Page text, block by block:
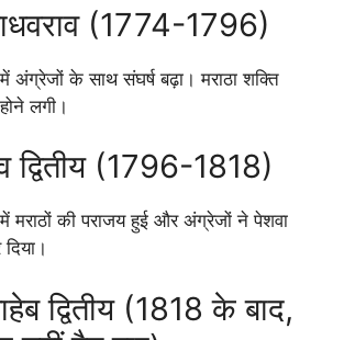
(1774-1796)
के साथ संघर्ष बढ़ा। मराठा शक्ति
लगी।
द्वितीय (1796-1818)
की पराजय हुई और अंग्रेजों ने पेशवा
द्वितीय (1818 के बाद,